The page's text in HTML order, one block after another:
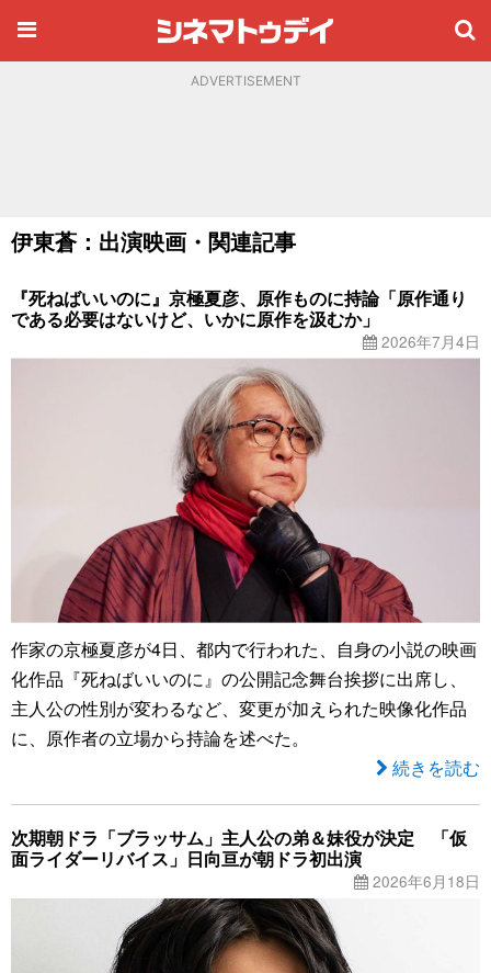
ADVERTISEMENT
伊東蒼：出演映画・関連記事
『死ねばいいのに』京極夏彦、原作ものに持論「原作通り
である必要はないけど、いかに原作を汲むか」
2026年7月4日
作家の京極夏彦が4日、都内で行われた、自身の小説の映画
化作品『死ねばいいのに』の公開記念舞台挨拶に出席し、
主人公の性別が変わるなど、変更が加えられた映像化作品
に、原作者の立場から持論を述べた。
続きを読む
次期朝ドラ「ブラッサム」主人公の弟＆妹役が決定 「仮
面ライダーリバイス」日向亘が朝ドラ初出演
2026年6月18日